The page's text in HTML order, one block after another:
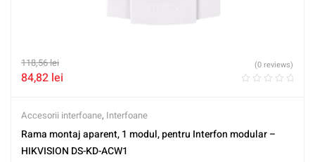
118,56lei
84,82 lei
(0 reviews)
Accesorii interfoane, Interfoane
Rama montaj aparent, 1 modul, pentru Interfon modular –
HIKVISION DS-KD-ACW1